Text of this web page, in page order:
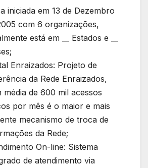
iniciada em 13 de Dezembro
com 6 organizações,
está em __ Estados e __
Enraizados: Projeto de
da Rede Enraizados,
média de 600 mil acessos
por mês é o maior e mais
mecanismo de troca de
da Rede;
On-line: Sistema
de atendimento via